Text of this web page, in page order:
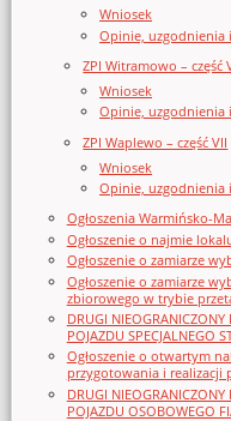
Wniosek
Opinie, uzgodnienia
ZPI Witramowo – część
Wniosek
Opinie, uzgodnienia
ZPI Waplewo – część VII
Wniosek
Opinie, uzgodnienia
Ogłoszenia Warmińsko-
Ogłoszenie o najmie
Ogłoszenie o zamiarze
Ogłoszenie o zamiarze
zbiorowego w trybie
DRUGI NIEOGRANICZONY
POJAZDU SPECJALNEGO
Ogłoszenie o otwartym
przygotowania i realizacji
DRUGI NIEOGRANICZONY
POJAZDU OSOBOWEGO